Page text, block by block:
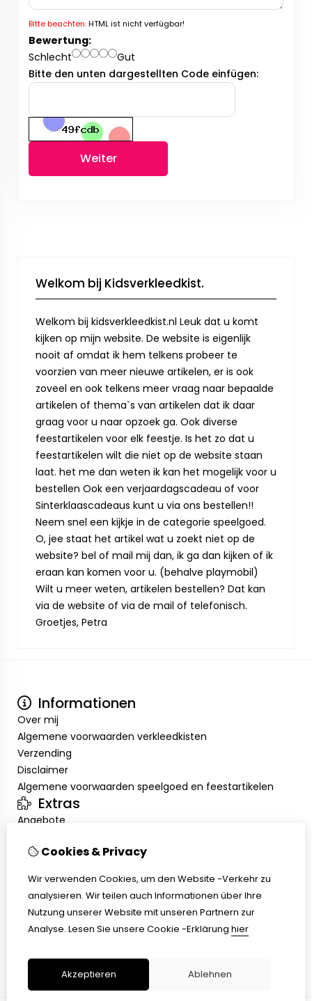
Bitte beachten:HTML ist nicht verfügbar!
Bewertung:
Schlecht
Gut
Bitte den unten dargestellten Code einfügen:
Weiter
Welkom bij Kidsverkleedkist.
Welkom bij kidsverkleedkist.nl Leuk dat u komt
kijken op mijn website. De website is eigenlijk
nooit af omdat ik hem telkens probeer te
voorzien van meer nieuwe artikelen, er is ook
zoveel en ook telkens meer vraag naar bepaalde
artikelen of thema`s van artikelen dat ik daar
graag voor u naar opzoek ga. Ook diverse
feestartikelen voor elk feestje. Is het zo dat u
feestartikelen wilt die niet op de website staan
laat. het me dan weten ik kan het mogelijk voor u
bestellen Ook een verjaardagscadeau of voor
Sinterklaascadeaus kunt u via ons bestellen!!
Neem snel een kijkje in de categorie speelgoed.
O, jee staat het artikel wat u zoekt niet op de
website? bel of mail mij dan, ik ga dan kijken of ik
eraan kan komen voor u. (behalve playmobil)
Wilt u meer weten, artikelen bestellen? Dat kan
via de website of via de mail of telefonisch.
Groetjes, Petra
Informationen
Over mij
Algemene voorwaarden verkleedkisten
Verzending
Disclaimer
Algemene voorwaarden speelgoed en feestartikelen
Extras
Angebote
Inloggen
Kundenservice
Retouren
Cookies & Privacy
Wir verwenden Cookies, um den Website -Verkehr zu
analysieren. Wir teilen auch Informationen über Ihre
Nutzung unserer Website mit unseren Partnern zur
Analyse. Lesen Sie unsere Cookie -Erklärung hier
Akzeptieren Ablehnen